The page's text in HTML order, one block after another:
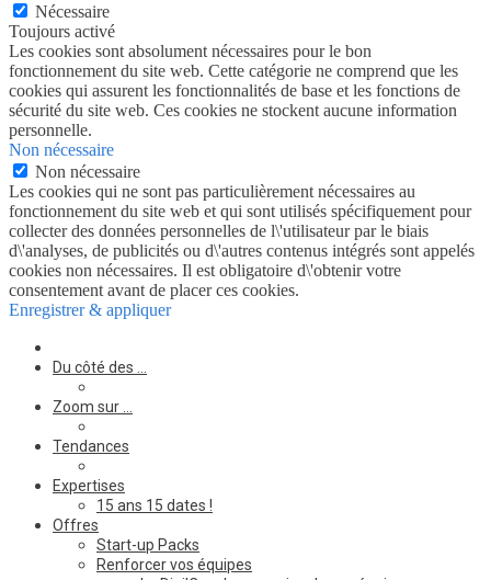
Nécessaire
Toujours activé
Les cookies sont absolument nécessaires pour le bon
fonctionnement du site web. Cette catégorie ne comprend que les
cookies qui assurent les fonctionnalités de base et les fonctions de
sécurité du site web. Ces cookies ne stockent aucune information
personnelle.
Non nécessaire
Non nécessaire
Les cookies qui ne sont pas particulièrement nécessaires au
fonctionnement du site web et qui sont utilisés spécifiquement pour
collecter des données personnelles de l\'utilisateur par le biais
d\'analyses, de publicités ou d\'autres contenus intégrés sont appelés
cookies non nécessaires. Il est obligatoire d\'obtenir votre
consentement avant de placer ces cookies.
Enregistrer & appliquer
Du côté des …
Zoom sur …
Tendances
Expertises
15 ans 15 dates !
Offres
Start-up Packs
Renforcer vos équipes